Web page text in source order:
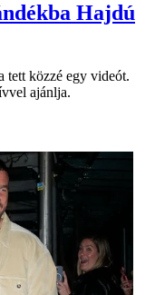
Hajdú
tett közzé egy videót.
ajánlja.